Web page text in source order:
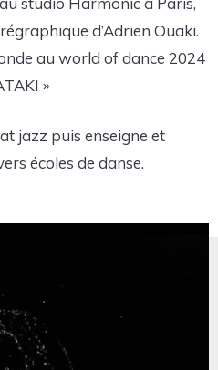
d’Adrien Ouaki.
au world of dance 2024
»
jazz puis enseigne et
écoles de danse.